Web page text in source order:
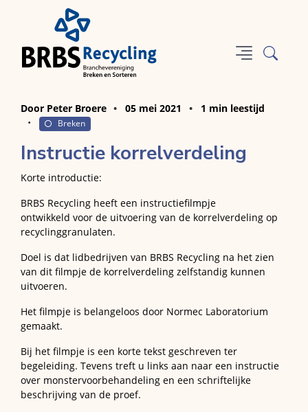
Door Peter Broere 05 mei 2021 1 min leestijd
Breken
Instructie korrelverdeling
Korte introductie:
BRBS Recycling heeft een instructiefilmpje
ontwikkeld voor de uitvoering van de korrelverdeling op
recyclinggranulaten.
Doel is dat lidbedrijven van BRBS Recycling na het zien
van dit filmpje de korrelverdeling zelfstandig kunnen
uitvoeren.
Het filmpje is belangeloos door Normec Laboratorium
gemaakt.
Bij het filmpje is een korte tekst geschreven ter
begeleiding. Tevens treft u links aan naar een instructie
over monstervoorbehandeling en een schriftelijke
beschrijving van de proef.